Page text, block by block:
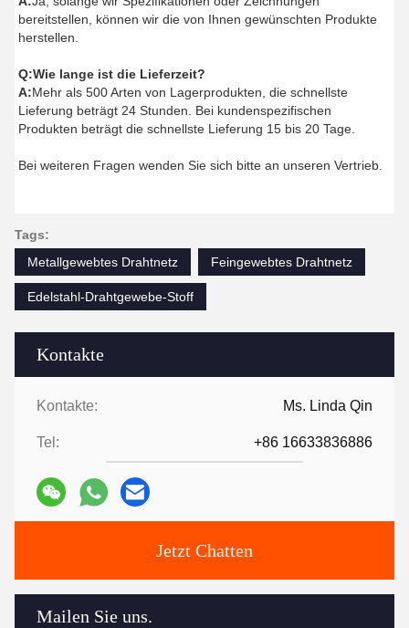
Kontakte
Kontakte: Ms. Linda Qin
Tel: +86 16633836886
Jetzt Chatten
Mailen Sie uns.
bereitstellen, können wir die von Ihnen gewünschten Produkte
herstellen.
Q:Wie lange ist die Lieferzeit?
A:Mehr als 500 Arten von Lagerprodukten, die schnellste
Lieferung beträgt 24 Stunden. Bei kundenspezifischen
Produkten beträgt die schnellste Lieferung 15 bis 20 Tage.
Bei weiteren Fragen wenden Sie sich bitte an unseren Vertrieb.
Tags:
Metallgewebtes Drahtnetz
Feingewebtes Drahtnetz
Edelstahl-Drahtgewebe-Stoff